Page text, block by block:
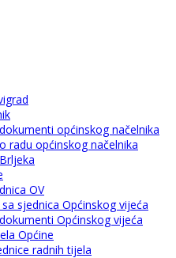
općinskog načelnika
radu općinskog načelnika
OV
sjednica Općinskog vijeća
Općinskog vijeća
Općine
radnih tijela